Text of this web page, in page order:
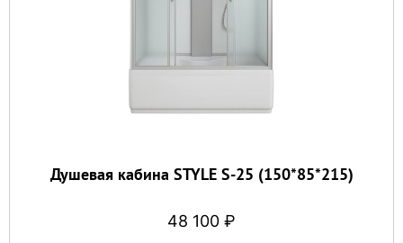
Душевая кабина STYLE S-25 (150*85*215)
48 100 ₽